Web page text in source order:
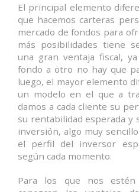
El principal elemento
que hacemos carteras
mercado de fondos para
más posibilidades tiene
una gran ventaja fiscal,
fondo a otro no hay que
luego, el mayor elemento
un modelo en el que a
damos a cada cliente su
su rentabilidad esperada
inversión, algo muy
el perfil del inversor
según cada momento.
Para los que nos